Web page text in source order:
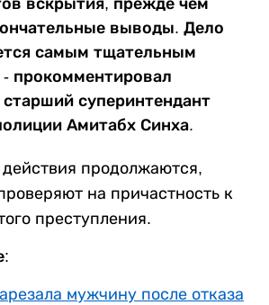
вскрытия, прежде чем
выводы. Дело
самым тщательным
- прокомментировал
суперинтендант
Амитабх Синха.
продолжаются,
на причастность к
преступления.
мужчину после отказа